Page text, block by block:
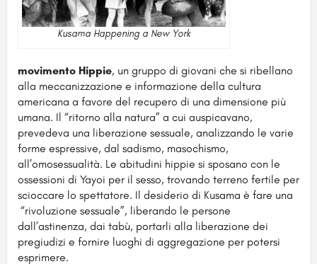
Kusama Happening a New York
movimento Hippie, un gruppo di giovani che si ribellano
alla meccanizzazione e informazione della cultura
americana a favore del recupero di una dimensione più
umana. Il “ritorno alla natura” a cui auspicavano,
prevedeva una liberazione sessuale, analizzando le varie
forme espressive, dal sadismo, masochismo,
all’omosessualità. Le abitudini hippie si sposano con le
ossessioni di Yayoi per il sesso, trovando terreno fertile per
scioccare lo spettatore. Il desiderio di Kusama è fare una
“rivoluzione sessuale”, liberando le persone
dall’astinenza, dai tabù, portarli alla liberazione dei
pregiudizi e fornire luoghi di aggregazione per potersi
esprimere.